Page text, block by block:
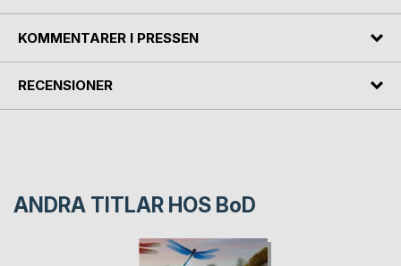
KOMMENTARER I PRESSEN
RECENSIONER
ANDRA TITLAR HOS BoD